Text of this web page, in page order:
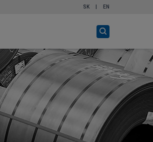
SK EN
vyhľadávanie